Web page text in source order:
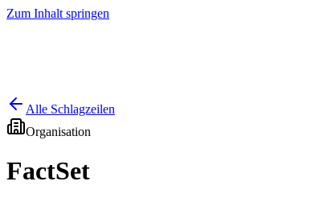
Zum Inhalt springen
Alle Schlagzeilen
Organisation
FactSet